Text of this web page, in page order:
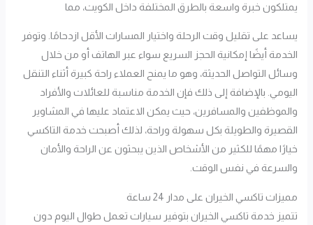
يمتلكون خبرة واسعة بالطرق المختلفة داخل الكويت، مما
يساعد على تقليل وقت الرحلة واختيار المسارات الأقل ازدحامًا. وتوفر
الخدمة أيضًا إمكانية الحجز السريع سواء عبر الهاتف أو من خلال
وسائل التواصل الحديثة، وهو ما يمنح العملاء راحة كبيرة أثناء التنقل
اليومي. بالإضافة إلى ذلك فإن الخدمة مناسبة للعائلات والأفراد
والموظفين والمسافرين، حيث يمكن الاعتماد عليها في المشاوير
القصيرة والطويلة بكل سهولة وراحة، لذلك أصبحت خدمة التاكسي
خيارًا مهمًا للكثير من الأشخاص الذين يبحثون عن الراحة والأمان
والسرعة في نفس الوقت.
مميزات تاكسي الخيران على مدار 24 ساعة
تتميز خدمة تاكسي الخيران بتوفير سيارات تعمل طوال اليوم دون